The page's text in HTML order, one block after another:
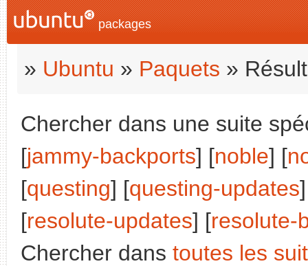
packages
» Ubuntu » Paquets »
Chercher dans une suite
[jammy-backports] [noble] [
[questing] [questing-updates
[resolute-updates] [resolute-
Chercher dans toutes les